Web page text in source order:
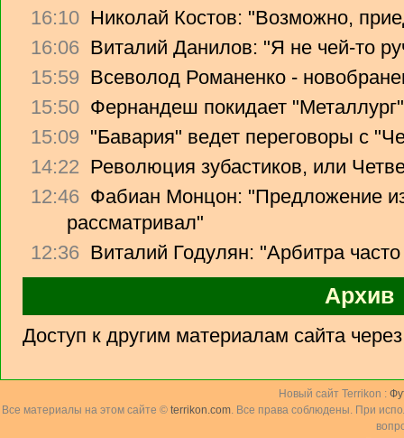
16:10 Николай Костов: "Возможно,
16:06 Виталий Данилов: "Я не чей-то
15:59 Всеволод Романенко -
15:50 Фернандеш покидает "Металлург"
15:09 "Бавария" ведет переговоры с
14:22 Революция зубастиков, или
12:46 Фабиан Монцон: "Предложение
рассматривал"
12:36 Виталий Годулян: "Арбитра
Архив
Доступ к другим материалам сайта
Новый сайт Terrikon :
Все материалы на этом сайте © terrikon.com. Все права соблюдены. При